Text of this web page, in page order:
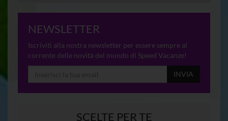
NEWSLETTER
Iscriviti alla nostra newsletter per essere sempre al
corrente delle novità del mondo di Speed Vacanze!
INVIA
SCELTE PER TE